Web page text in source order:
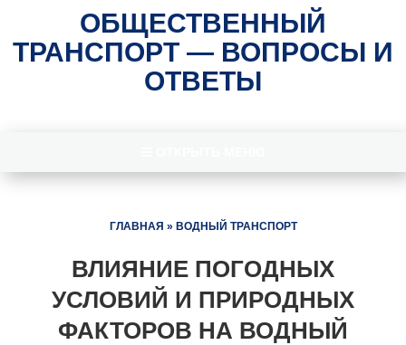
ОБЩЕСТВЕННЫЙ
ТРАНСПОРТ — ВОПРОСЫ И
ОТВЕТЫ
ГЛАВНАЯ » ВОДНЫЙ ТРАНСПОРТ
ВЛИЯНИЕ ПОГОДНЫХ
УСЛОВИЙ И ПРИРОДНЫХ
ФАКТОРОВ НА ВОДНЫЙ